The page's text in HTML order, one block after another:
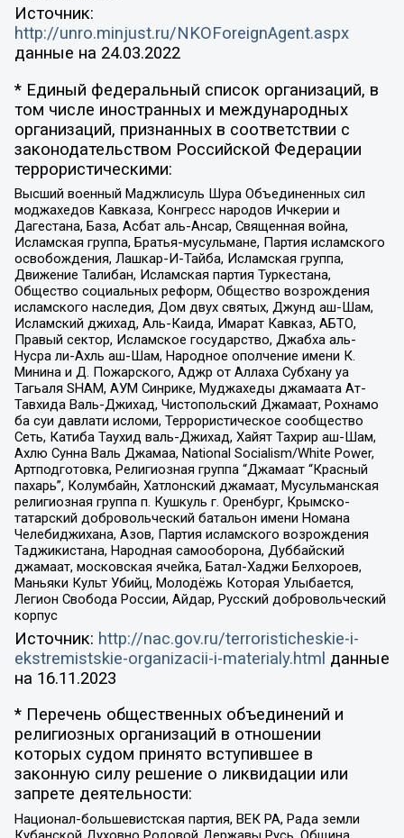
Источник:
http://unro.minjust.ru/NKOForeignAgent.aspx
данные на 24.03.2022
* Единый федеральный список организаций, в
том числе иностранных и международных
организаций, признанных в соответствии с
законодательством Российской Федерации
террористическими:
Высший военный Маджлисуль Шура Объединенных сил
моджахедов Кавказа, Конгресс народов Ичкерии и
Дагестана, База, Асбат аль-Ансар, Священная война,
Исламская группа, Братья-мусульмане, Партия исламского
освобождения, Лашкар-И-Тайба, Исламская группа,
Движение Талибан, Исламская партия Туркестана,
Общество социальных реформ, Общество возрождения
исламского наследия, Дом двух святых, Джунд аш-Шам,
Исламский джихад, Аль-Каида, Имарат Кавказ, АБТО,
Правый сектор, Исламское государство, Джабха аль-
Нусра ли-Ахль аш-Шам, Народное ополчение имени К.
Минина и Д. Пожарского, Аджр от Аллаха Субхану уа
Тагьаля SHAM, АУМ Синрике, Муджахеды джамаата Ат-
Тавхида Валь-Джихад, Чистопольский Джамаат, Рохнамо
ба суи давлати исломи, Террористическое сообщество
Сеть, Катиба Таухид валь-Джихад, Хайят Тахрир аш-Шам,
Ахлю Сунна Валь Джамаа, National Socialism/White Power,
Артподготовка, Религиозная группа “Джамаат “Красный
пахарь”, Колумбайн, Хатлонский джамаат, Мусульманская
религиозная группа п. Кушкуль г. Оренбург, Крымско-
татарский добровольческий батальон имени Номана
Челебиджихана, Азов, Партия исламского возрождения
Таджикистана, Народная самооборона, Дуббайский
джамаат, московская ячейка, Батал-Хаджи Белхороев,
Маньяки Культ Убийц, Молодёжь Которая Улыбается,
Легион Свобода России, Айдар, Русский добровольческий
корпус
Источник: http://nac.gov.ru/terroristicheskie-i-
ekstremistskie-organizacii-i-materialy.html данные
на 16.11.2023
* Перечень общественных объединений и
религиозных организаций в отношении
которых судом принято вступившее в
законную силу решение о ликвидации или
запрете деятельности:
Национал-большевистская партия, ВЕК РА, Рада земли